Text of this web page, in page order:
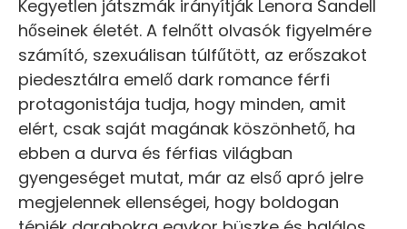
Kegyetlen játszmák irányítják Lenora Sandell
hőseinek életét. A felnőtt olvasók figyelmére
számító, szexuálisan túlfűtött, az erőszakot
piedesztálra emelő dark romance férfi
protagonistája tudja, hogy minden, amit
elért, csak saját magának köszönhető, ha
ebben a durva és férfias világban
gyengeséget mutat, már az első apró jelre
megjelennek ellenségei, hogy boldogan